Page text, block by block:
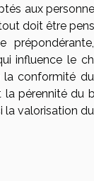
aux
doit être
influence le
la conformité
pérennité du
valorisation